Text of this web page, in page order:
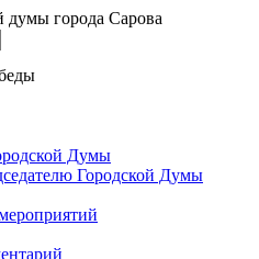
думы города Сарова
Думы
Городской Думы